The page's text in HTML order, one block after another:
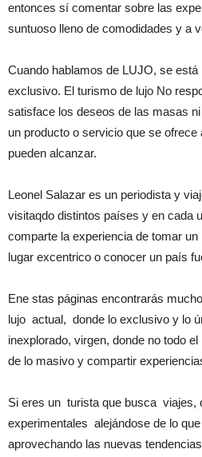
entonces sí comentar sobre las
suntuoso lleno de comodidades y a
Cuando hablamos de LUJO, se
exclusivo. El turismo de lujo No
satisface los deseos de las masas
un producto o servicio que se ofrece
pueden alcanzar.
Leonel Salazar es un periodista y
visitaqdo distintos países y en cada
comparte la experiencia de tomar
lugar excentrico o conocer un país
Ene stas páginas encontrarás
lujo actual, donde lo exclusivo y lo
inexplorado, virgen, donde no todo
de lo masivo y compartir
Si eres un turista que busca viajes,
experimentales alejándose de lo
aprovechando las nuevas